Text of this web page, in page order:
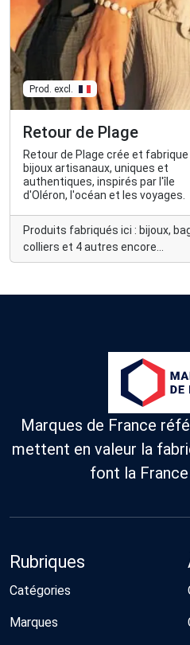
Prod. excl.
Retour de Plage
Retour de Plage crée et
bijoux artisanaux, uniques et
authentiques, inspirés par l'île
d'Oléron, l'océan et les voyages.
Produits fabriqués ici : bijoux,
colliers et 4 autres encore...
Marques de France
mettent en valeur la
font la
Rubriques
Catégories
Marques